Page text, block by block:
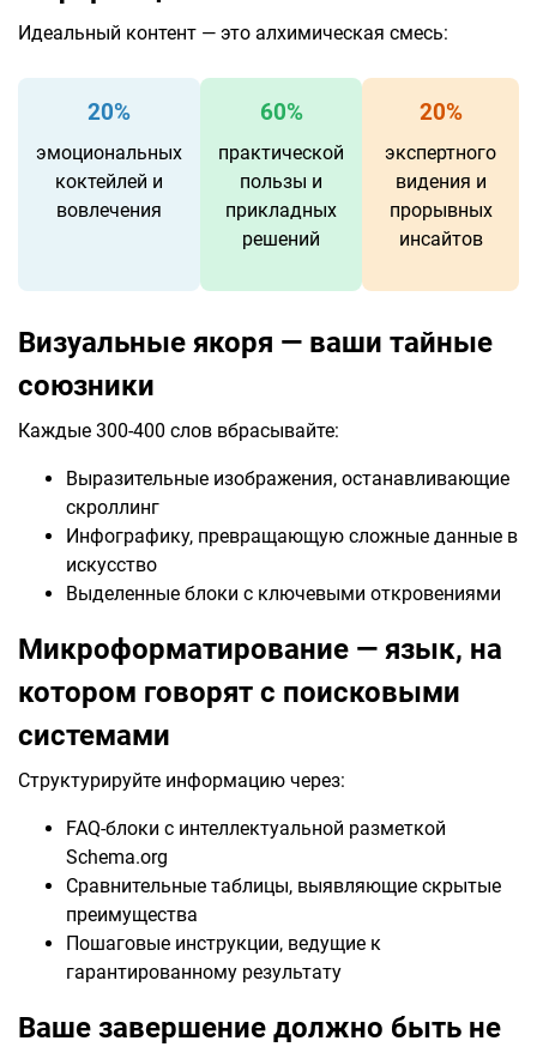
Идеальный контент — это алхимическая смесь:
20%
эмоциональных
коктейлей и
вовлечения
60%
практической
пользы и
прикладных
решений
20%
экспертного
видения и
прорывных
инсайтов
Визуальные якоря — ваши тайные
союзники
Каждые 300-400 слов вбрасывайте:
Выразительные изображения, останавливающие
скроллинг
Инфографику, превращающую сложные данные в
искусство
Выделенные блоки с ключевыми откровениями
Микроформатирование — язык, на
котором говорят с поисковыми
системами
Структурируйте информацию через:
FAQ-блоки с интеллектуальной разметкой
Schema.org
Сравнительные таблицы, выявляющие скрытые
преимущества
Пошаговые инструкции, ведущие к
гарантированному результату
Ваше завершение должно быть не